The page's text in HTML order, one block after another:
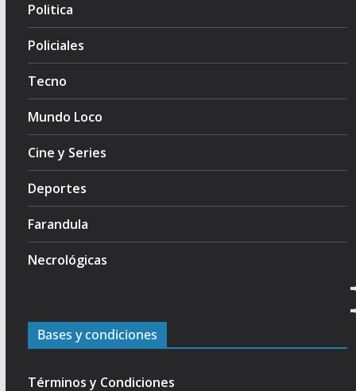
Politica
Policiales
Tecno
Mundo Loco
Cine y Series
Deportes
Farandula
Necrológicas
Bases y condiciones
Términos y Condiciones